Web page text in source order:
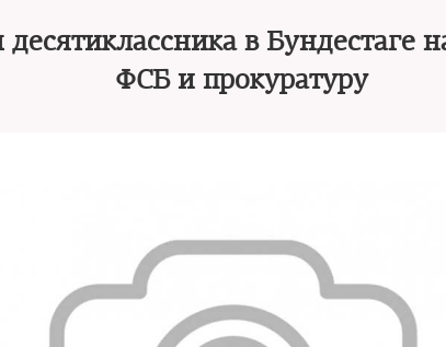
в Бундестаге
ФСБ и прокуратуру